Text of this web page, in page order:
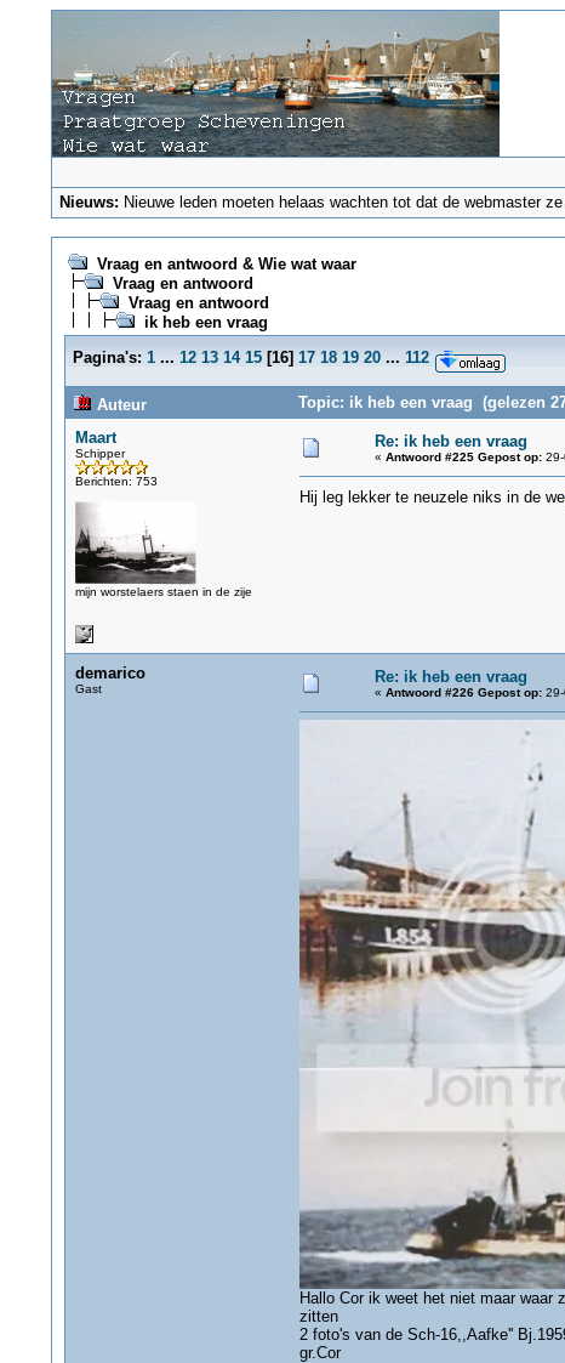
Nieuws: Nieuwe leden moeten helaas wachten tot dat de webmaster
Vraag en antwoord & Wie wat waar
Vraag en antwoord
Vraag en antwoord
ik heb een vraag
Pagina's: 1 ... 12 13 14 15[16] 17 18 19 20 ... 112
Auteur
Topic: ik heb een vraag (gelezen
Maart
Schipper
Berichten: 753
mijn worstelaers staen in de zije
Re: ik heb een vraag
« Antwoord #225 Gepost op:29-
Hij leg lekker te neuzele niks in de
demarico
Gast
Re: ik heb een vraag
« Antwoord #226 Gepost op:29-
Hallo Cor ik weet het niet maar waar
zitten
2 foto's van de Sch-16,,Aafke''
gr.Cor